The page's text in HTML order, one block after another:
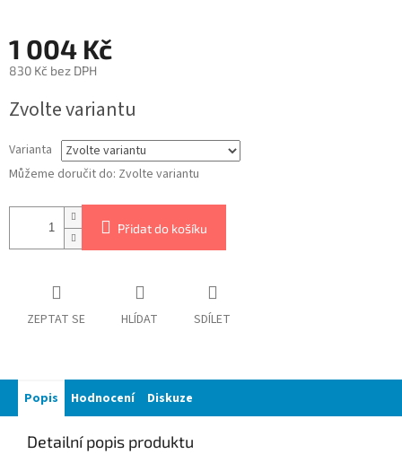
1 004 Kč
830 Kč bez DPH
Zvolte variantu
Varianta
Můžeme doručit do: Zvolte variantu
Přidat do košíku
ZEPTAT SE HLÍDAT SDÍLET
Popis Hodnocení Diskuze
Detailní popis produktu